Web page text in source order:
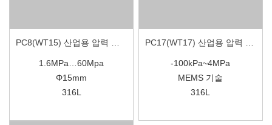
1.6MPa…60Mpa
Φ15mm
316L
-100kPa~4MPa
MEMS 기술
316L